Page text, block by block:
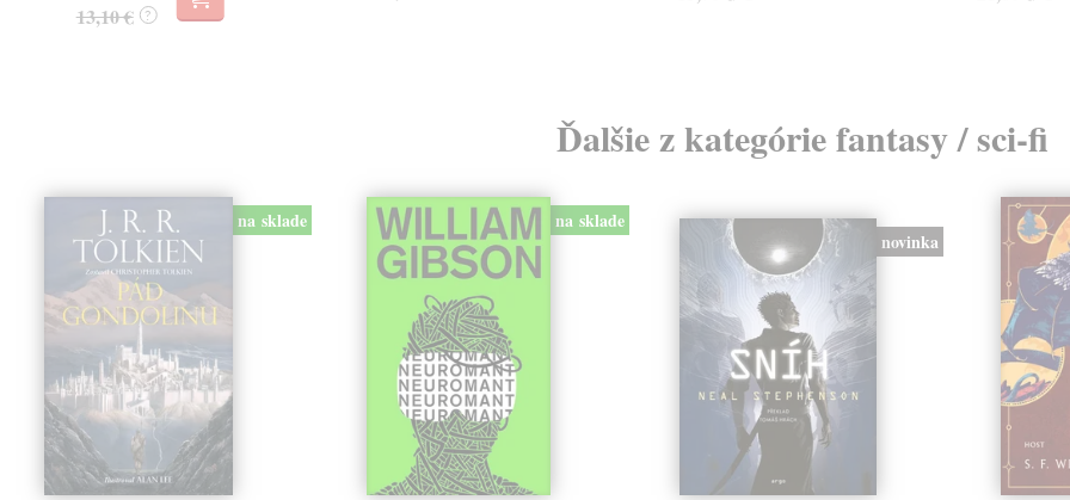
13,10 € ?
Ďalšie z kategórie fantasy / sci-fi
na sklade na sklade
novinka